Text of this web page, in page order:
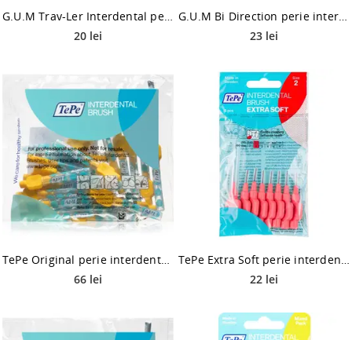
G.U.M Trav-Ler Interdental perie interdentara 0,8 mm 4 buc
20 lei
G.U.M Bi Direction perie interdentara 6 buc
23 lei
TePe Original perie interdentara 0,7 mm 25 buc
66 lei
22 lei